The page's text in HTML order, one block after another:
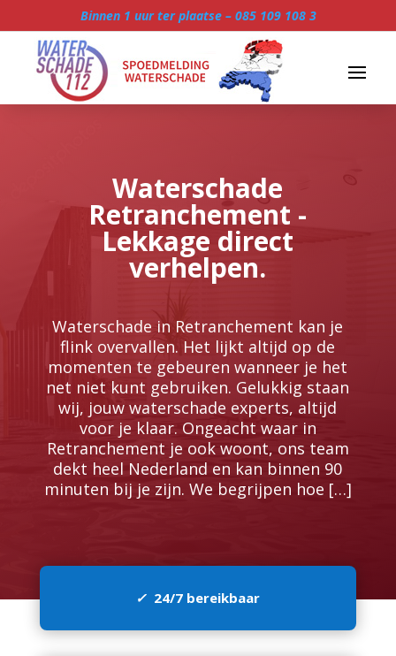
Binnen 1 uur ter plaatse – 085 109 108 3
Waterschade
Retranchement -
Lekkage direct
verhelpen.
Waterschade in Retranchement kan je
flink overvallen.​ Het lijkt altijd op de
momenten te gebeuren wanneer je het
net niet kunt gebruiken.​ Gelukkig staan
wij, jouw waterschade experts, altijd
voor je klaar.​ Ongeacht waar in
Retranchement je ook woont, ons team
dekt heel Nederland en kan binnen 90
minuten bij je zijn.​ We begrijpen hoe […]
✓ 24/7 bereikbaar